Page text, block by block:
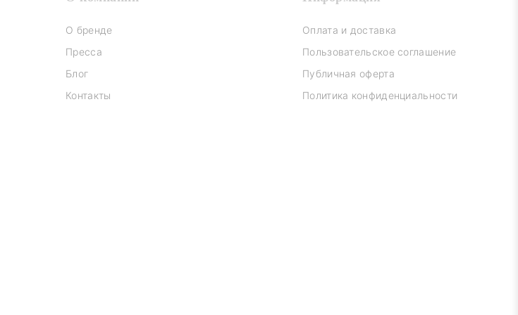
О бренде
Пресса
Блог
Контакты
Оплата и доставка
Пользовательское соглашение
Публичная оферта
Политика конфиденциальности